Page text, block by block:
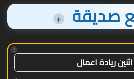
صديقة +
!
ريادة اعمال